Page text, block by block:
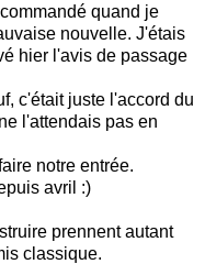
quand je
nouvelle. J'étais
hier l'avis de passage
c'était juste l'accord du
l'attendais pas en
notre entrée.
avril :)
prennent autant
classique.